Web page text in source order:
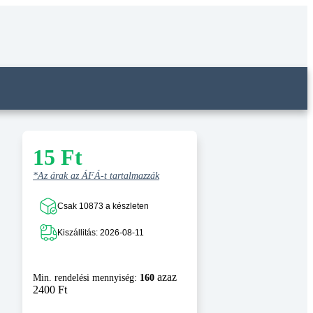
15 Ft
*Az árak az ÁFÁ-t tartalmazzák
Csak 10873 a készleten
Kiszállitás: 2026-08-11
Min. rendelési mennyiség: 160 azaz
2400 Ft